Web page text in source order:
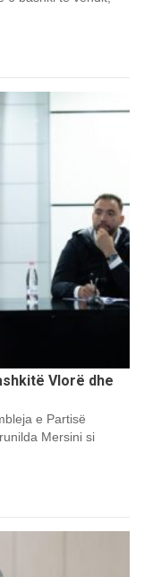
Vlorë dhe
e Partisë
Mersini si